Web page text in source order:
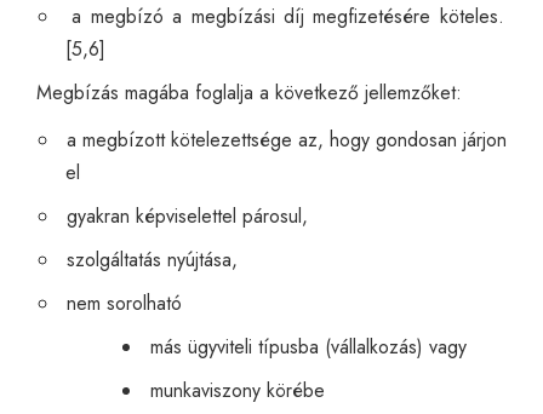
a megbízó a megbízási díj megfizetésére köteles.
[5,6]
Megbízás magába foglalja a következő jellemzőket:
a megbízott kötelezettsége az, hogy gondosan járjon
el
gyakran képviselettel párosul,
szolgáltatás nyújtása,
nem sorolható
más ügyviteli típusba (vállalkozás) vagy
munkaviszony körébe